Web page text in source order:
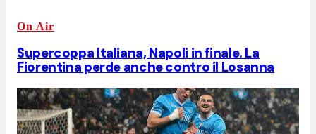
On Air
Supercoppa Italiana, Napoli in finale. La
Fiorentina perde anche contro il Losanna